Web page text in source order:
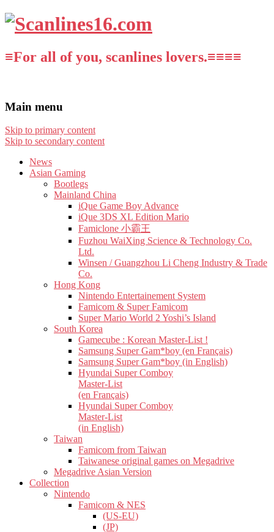
≡For all of you, scanlines lovers.≡≡≡≡
Main menu
Skip to primary content
Skip to secondary content
News
Asian Gaming
Bootlegs
Mainland China
iQue Game Boy Advance
iQue 3DS XL Edition Mario
Famiclone 小霸王
Fuzhou WaiXing Science & Technology Co.
Ltd.
Winsen / Guangzhou Li Cheng Industry & Trade
Co.
Hong Kong
Nintendo Entertainement System
Famicom & Super Famicom
Super Mario World 2 Yoshi’s Island
South Korea
Gamecube : Korean Master-List !
Samsung Super Gam*boy (en Français)
Samsung Super Gam*boy (in English)
Hyundai Super Comboy
Master-List
(en Français)
Hyundai Super Comboy
Master-List
(in English)
Taiwan
Famicom from Taiwan
Taiwanese original games on Megadrive
Megadrive Asian Version
Collection
Nintendo
Famicom & NES
(US-EU)
(JP)